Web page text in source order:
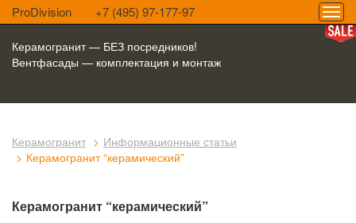
ProDivision +7 (495) 97-177-97
Керамогранит — БЕЗ посредников!
Вентфасады — комплектация и монтаж
Керамогранит
Информационные статьи
Керамогранит “керамический”
Керамогранит “керамический”